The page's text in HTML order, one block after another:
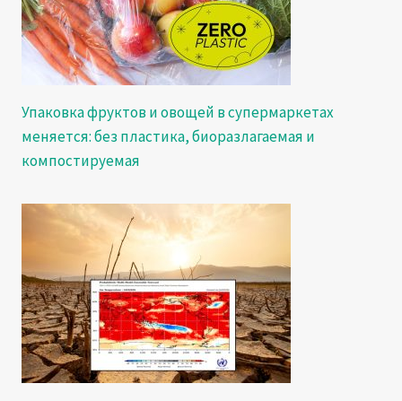
Упаковка фруктов и овощей в супермаркетах
меняется: без пластика, биоразлагаемая и
компостируемая